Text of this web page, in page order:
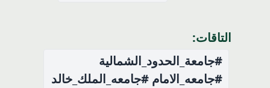
التاقات:
#جامعة_الحدود_الشمالية
#جامعه_الامام #جامعه_الملك_خالد